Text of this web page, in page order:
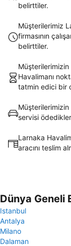
belirttiler.
Müşterilerimiz
firmasının
belirttiler.
Havalimanı
tatmin edici bir
Müşterilerimizin
servisi
Larnaka
aracını teslim
Dünya Geneli
Istanbul
Antalya
Milano
Dalaman